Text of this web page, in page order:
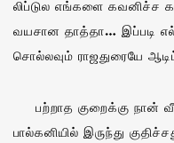
லிப்டுல எங்களை கவனிச்ச
வயசான தாத்தா… இப்படி
சொல்லவும் ராஜதுரையே
பற்றாத குறைக்கு நான்
பால்கனியில் இருந்து